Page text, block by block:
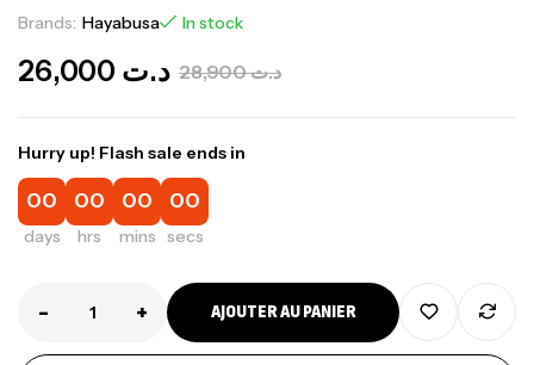
Brands: Hayabusa In stock
د.ت28,900 د.ت
Hurry up! Flash sale ends in
00
days
00
hrs
00
mins
00
secs
- + AJOUTER AU PANIER